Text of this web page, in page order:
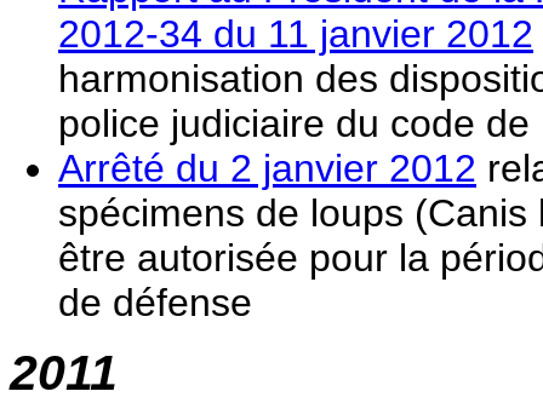
2012-34 du 11 janvier 2012
harmonisation des
police judiciaire du code
Arrêté du 2 janvier 2012
spécimens de loups
être autorisée pour la
de défense
2011